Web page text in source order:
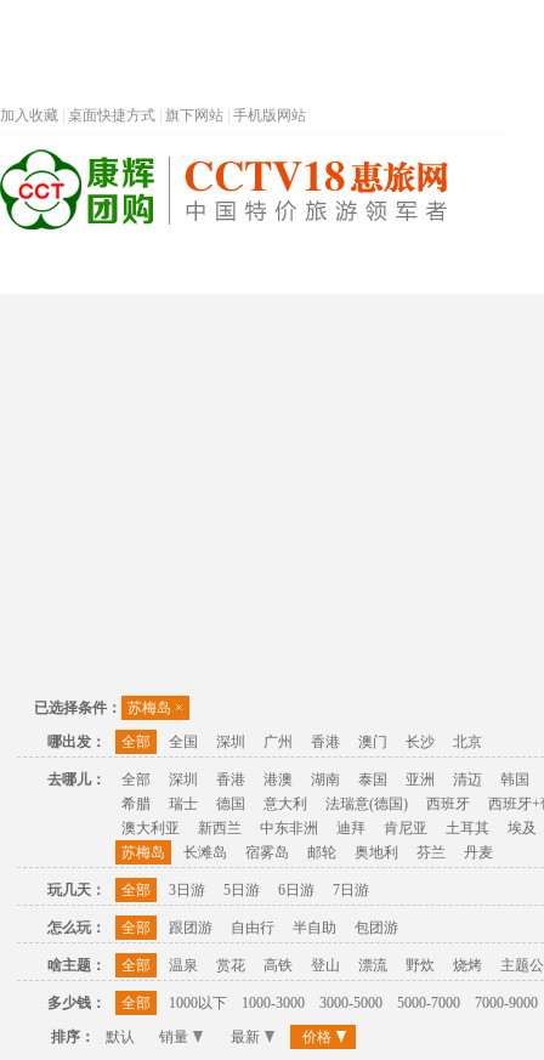
加入收藏 桌面快捷方式 旗下网站 手机版网站
已选择条件： 苏梅岛 ×
哪出发：
全部 全国 深圳 广州 香港 澳门 长沙 北京
去哪儿： 全部 深圳 香港 港澳 湖南 泰国 亚洲 清迈
韩国
希腊
瑞士 德国 意大利 法瑞意(德国) 西班牙
西班牙+
澳大利亚
新西兰 中东非洲 迪拜 肯尼亚 土耳其
埃及
苏梅岛
长滩岛 宿雾岛 邮轮 奥地利 芬兰 丹麦
玩几天： 全部 3日游 5日游 6日游 7日游
怎么玩： 全部 跟团游 自由行 半自助 包团游
啥主题： 全部 温泉 赏花 高铁 登山 漂流 野炊 烧烤 主题
多少钱： 全部 1000以下 1000-3000 3000-5000 5000-7000
7000-9000
排序：
默认 销量 最新 价格